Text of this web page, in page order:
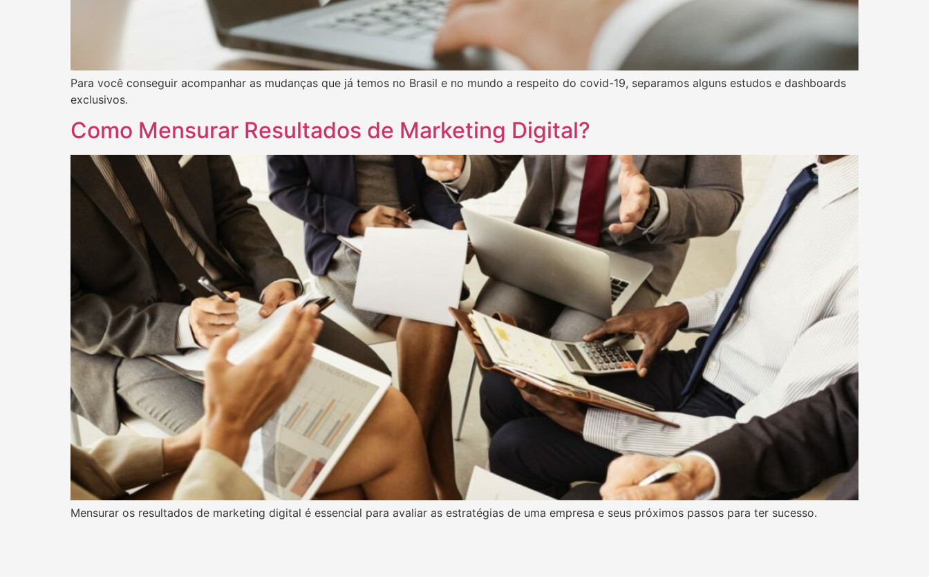
Para você conseguir acompanhar as mudanças que já temos no Brasil e no mundo a respeito do covid-19, separamos alguns estudos e dashboards
exclusivos.
Como Mensurar Resultados de Marketing Digital?
Mensurar os resultados de marketing digital é essencial para avaliar as estratégias de uma empresa e seus próximos passos para ter sucesso.